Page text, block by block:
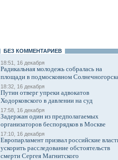
БЕЗ КОМMЕНТАРИЕВ
18:51, 16 декабря
Радикальная молодежь собралась на
площади в подмосковном
18:32, 16 декабря
Путин отверг упреки адвокатов
Ходорковского в давлении на суд
17:58, 16 декабря
Задержан один из предполагаемых
организаторов беспорядков в Москве
17:10, 16 декабря
Европарламент призвал российские
ускорить расследование обстоятельств
смерти Сергея Магнитского